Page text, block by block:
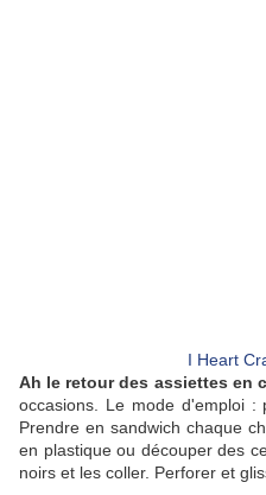
I Heart
Ah le retour des assiettes en
occasions. Le mode d'emploi :
Prendre en sandwich chaque
en plastique ou découper des
noirs et les coller. Perforer et